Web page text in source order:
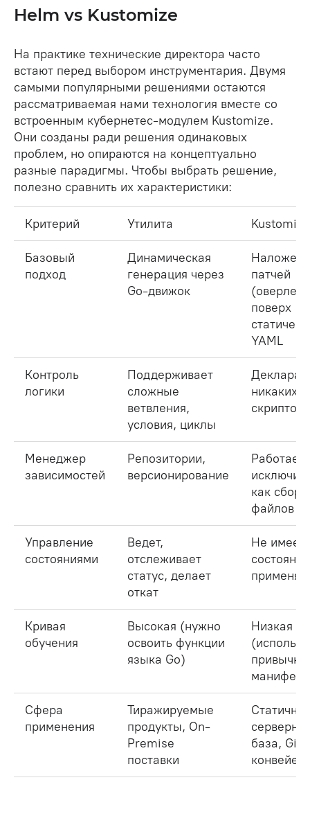
Helm vs Kustomize
На практике технические директора часто
встают перед выбором инструментария. Двумя
самыми популярными решениями остаются
рассматриваемая нами технология вместе со
встроенным кубернетес-модулем Kustomize.
Они созданы ради решения одинаковых
проблем, но опираются на концептуально
разные парадигмы. Чтобы выбрать решение,
полезно сравнить их характеристики:
Критерий Утилита Kustomize
Базовый
подход
Динамическая
генерация через
Go-движок
патчей
(оверлеи)
поверх
YAML
Контроль
логики
Поддерживает
сложные
ветвления,
условия, циклы
никаких
скриптов
Менеджер
зависимостей
Репозитории,
версионирование
Работает
как
файлов
Управление
состояниями
Ведет,
отслеживает
статус, делает
откат
Не имеет
Кривая
обучения
Высокая (нужно
освоить функции
языка Go)
Низкая
Сфера
применения
Тиражируемые
продукты, On-
Premise
поставки
Статичная
база,